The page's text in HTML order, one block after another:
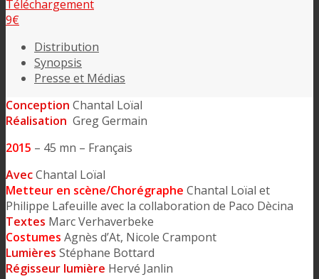
Téléchargement
9€
Distribution
Synopsis
Presse et Médias
Conception Chantal Loïal
Réalisation Greg Germain
2015 – 45 mn – Français
AvecChantal Loïal
Metteur en scène/Chorégraphe Chantal Loïal et
Philippe Lafeuille avec la collaboration de Paco Dècina
Textes Marc Verhaverbeke
Costumes Agnès d’At, Nicole Crampont
Lumières Stéphane Bottard
Régisseur lumière Hervé Janlin